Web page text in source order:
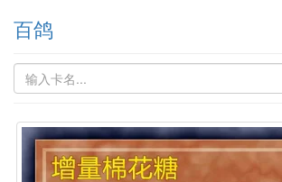
百鸽